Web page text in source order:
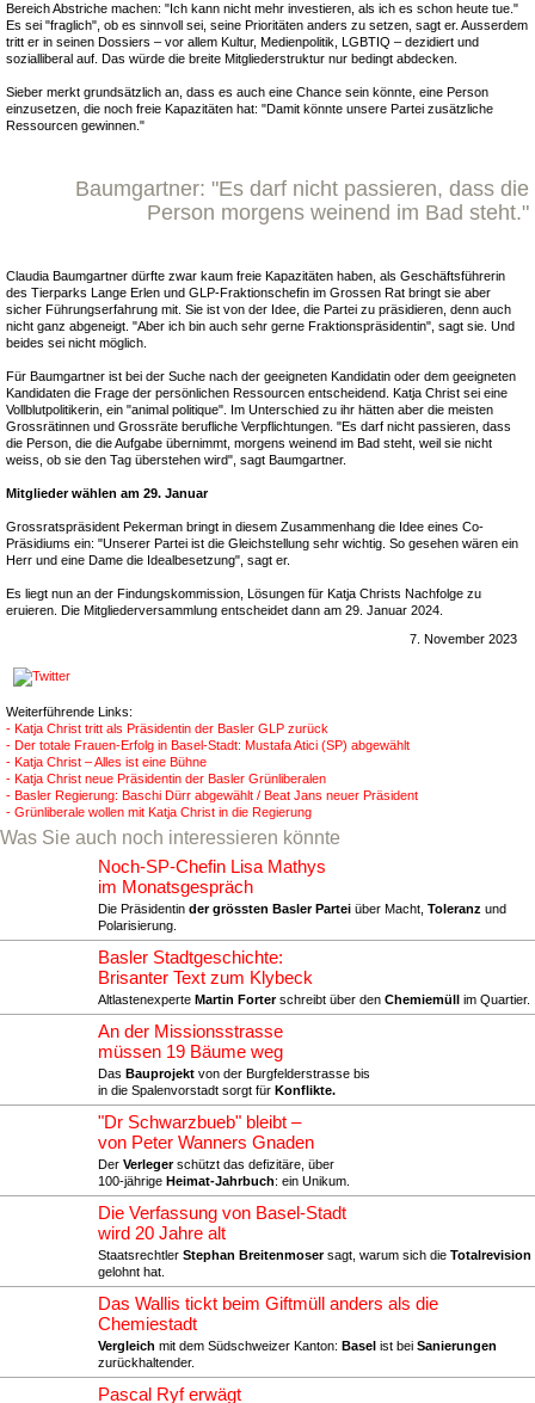
Bereich Abstriche machen: "Ich kann nicht mehr investieren, als ich es schon heute tue."
Es sei "fraglich", ob es sinnvoll sei, seine Prioritäten anders zu setzen, sagt er. Ausserdem
tritt er in seinen Dossiers – vor allem Kultur, Medienpolitik, LGBTIQ – dezidiert und
sozialliberal auf. Das würde die breite Mitgliederstruktur nur bedingt abdecken.
Sieber merkt grundsätzlich an, dass es auch eine Chance sein könnte, eine Person
einzusetzen, die noch freie Kapazitäten hat: "Damit könnte unsere Partei zusätzliche
Ressourcen gewinnen."
Baumgartner: "Es darf nicht passieren, dass die
Person morgens weinend im Bad steht."
Claudia Baumgartner dürfte zwar kaum freie Kapazitäten haben, als Geschäftsführerin
des Tierparks Lange Erlen und GLP-Fraktionschefin im Grossen Rat bringt sie aber
sicher Führungserfahrung mit. Sie ist von der Idee, die Partei zu präsidieren, denn auch
nicht ganz abgeneigt. "Aber ich bin auch sehr gerne Fraktionspräsidentin", sagt sie. Und
beides sei nicht möglich.
Für Baumgartner ist bei der Suche nach der geeigneten Kandidatin oder dem geeigneten
Kandidaten die Frage der persönlichen Ressourcen entscheidend. Katja Christ sei eine
Vollblutpolitikerin, ein "animal politique". Im Unterschied zu ihr hätten aber die meisten
Grossrätinnen und Grossräte berufliche Verpflichtungen. "Es darf nicht passieren, dass
die Person, die die Aufgabe übernimmt, morgens weinend im Bad steht, weil sie nicht
weiss, ob sie den Tag überstehen wird", sagt Baumgartner.
Mitglieder wählen am 29. Januar
Grossratspräsident Pekerman bringt in diesem Zusammenhang die Idee eines Co-
Präsidiums ein: "Unserer Partei ist die Gleichstellung sehr wichtig. So gesehen wären ein
Herr und eine Dame die Idealbesetzung", sagt er.
Es liegt nun an der Findungskommission, Lösungen für Katja Christs Nachfolge zu
eruieren. Die Mitgliederversammlung entscheidet dann am 29. Januar 2024.
7. November 2023
Weiterführende Links:
- Katja Christ tritt als Präsidentin der Basler GLP zurück
- Der totale Frauen-Erfolg in Basel-Stadt: Mustafa Atici (SP) abgewählt
- Katja Christ – Alles ist eine Bühne
- Katja Christ neue Präsidentin der Basler Grünliberalen
- Basler Regierung: Baschi Dürr abgewählt / Beat Jans neuer Präsident
- Grünliberale wollen mit Katja Christ in die Regierung
Was Sie auch noch interessieren könnte
Noch-SP-Chefin Lisa Mathys
im Monatsgespräch
Die Präsidentin der grössten Basler Partei über Macht, Toleranz und
Polarisierung.
Basler Stadtgeschichte:
Brisanter Text zum Klybeck
Altlastenexperte Martin Forterschreibt über den Chemiemüll im Quartier.
An der Missionsstrasse
müssen 19 Bäume weg
Das Bauprojekt von der Burgfelderstrasse bis
in die Spalenvorstadt sorgt für Konflikte.
"Dr Schwarzbueb" bleibt –
von Peter Wanners Gnaden
Der Verlegerschützt das defizitäre, über
100-jährige Heimat-Jahrbuch: ein Unikum.
Die Verfassung von Basel-Stadt
wird 20 Jahre alt
Staatsrechtler Stephan Breitenmosersagt, warum sich die Totalrevision
gelohnt hat.
Das Wallis tickt beim Giftmüll anders als die
Chemiestadt
Vergleich mit dem Südschweizer Kanton: Basel ist bei Sanierungen
zurückhaltender.
Pascal Ryf erwägt